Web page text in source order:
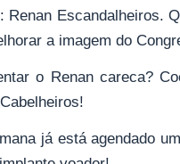
Renan Escandalheiros.
a imagem do
o Renan careca?
já está agendado